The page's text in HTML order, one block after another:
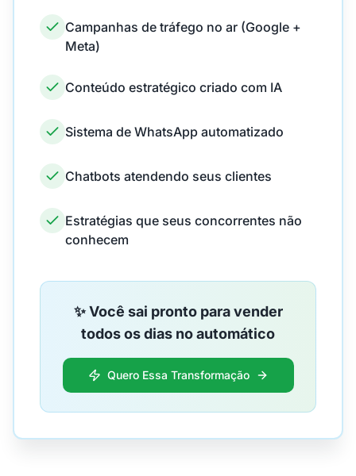
Campanhas de tráfego no ar (Google +
Meta)
Conteúdo estratégico criado com IA
Sistema de WhatsApp automatizado
Chatbots atendendo seus clientes
Estratégias que seus concorrentes não
conhecem
✨ Você sai pronto para vender
todos os dias no automático
Quero Essa Transformação